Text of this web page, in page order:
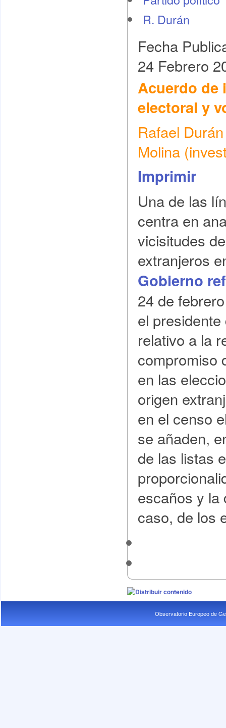
R. Durán
Fecha
24 Febrero
Acuerdo de
electoral y
Rafael
Molina
Imprimir
Una de las
centra en
vicisitudes
extranjeros
Gobierno
24 de
el presidente
relativo a la
compromiso
en las
origen
en el censo
se añaden,
de las listas
escaños y la
caso, de los
Observatorio Europeo de